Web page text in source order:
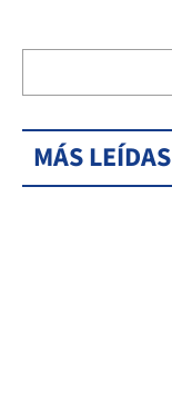
MÁS LEÍDAS